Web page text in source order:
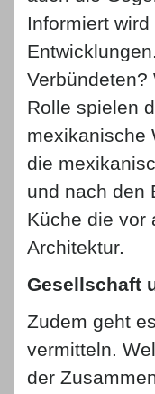
Informiert
Rolle spielen
mexikanische
die
und nach den
Küche die vor
Architektur.
Gesellschaft
Zudem geht
vermitteln.
der